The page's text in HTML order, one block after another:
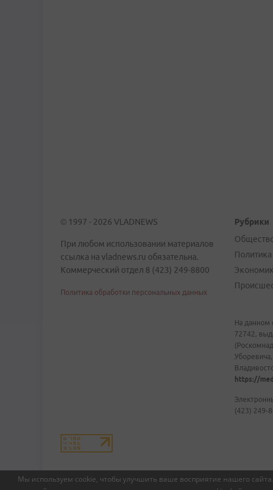
Мы используем cookie, чтобы улучшить ваше восприятие нашего
© 1997 - 2026 VLADNEWS
При любом использовании материалов
ссылка на vladnews.ru обязательна.
Коммерческий отдел 8 (423) 249-8800
Политика обработки персональных данных
Рубрики
Политика
На данном
72742,
https://
(423) 249-